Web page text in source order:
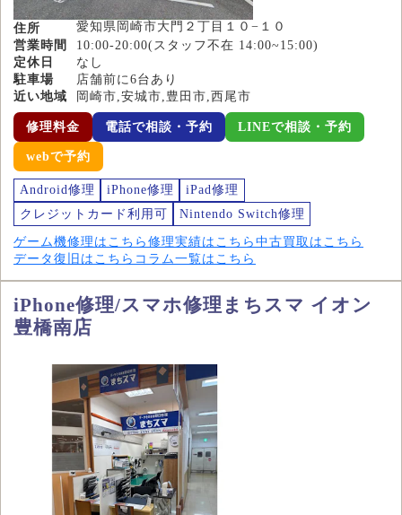
住所
愛知県岡崎市大門２丁目１０−１０
営業時間
10:00-20:00(スタッフ不在 14:00~15:00)
定休日
なし
駐車場
店舗前に6台あり
近い地域
岡崎市,安城市,豊田市,西尾市
修理料金 電話で相談・予約 LINEで相談・予約
webで予約
Android修理 iPhone修理
iPad修理
クレジットカード利用可
Nintendo Switch修理
ゲーム機修理はこちら 修理実績はこちら 中古買取はこちら
データ復旧はこちら コラム一覧はこちら
iPhone修理/スマホ修理まちスマ イオン
豊橋南店